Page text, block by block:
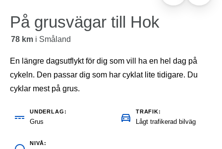
På grusvägar till Hok
78 kmi Småland
En längre dagsutflykt för dig som vill ha en hel dag på
cykeln. Den passar dig som har cyklat lite tidigare. Du
cyklar mest på grus.
UNDERLAG
Grus
TRAFIK
Lågt trafikerad bilväg
NIVÅ